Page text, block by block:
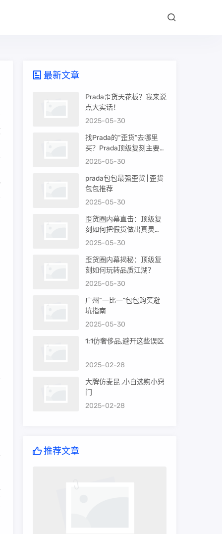
最新文章
Prada歪货天花板？我来说
点大实话！
2025-05-30
找Prada的“歪货”去哪里
买？Prada顶级复刻主要渠
道盘点
2025-05-30
prada包包最强歪货 | 歪货
包包推荐
2025-05-30
歪货圈内幕直击：顶级复
刻如何把假货做出真灵
魂？
2025-05-30
歪货圈内幕揭秘：顶级复
刻如何玩转品质江湖？
2025-05-30
广州“一比一”包包购买避
坑指南
2025-05-30
1:1仿奢侈品,避开这些误区
2025-02-28
大牌仿麦昆 ,小白选购小窍
门
2025-02-28
推荐文章